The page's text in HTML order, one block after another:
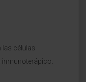
las células